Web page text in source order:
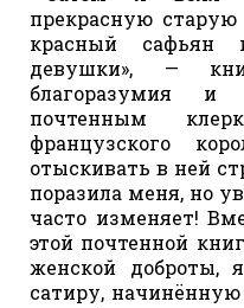
прекрасную
красный сафьян
девушки», —
благоразумия и
почтенным
французского
отыскивать в ней
поразила меня, но
часто изменяет!
этой почтенной
женской доброты,
сатиру,